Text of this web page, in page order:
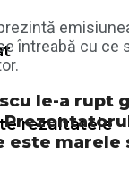
rezultatele
întreabă cu ce
le-a rupt
este marele